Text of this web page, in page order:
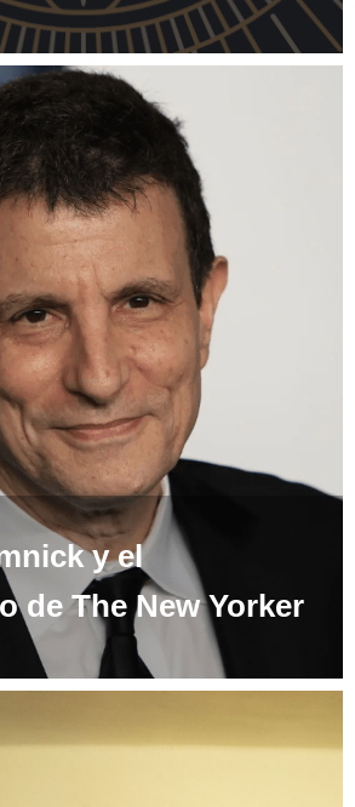
y el
de The New Yorker